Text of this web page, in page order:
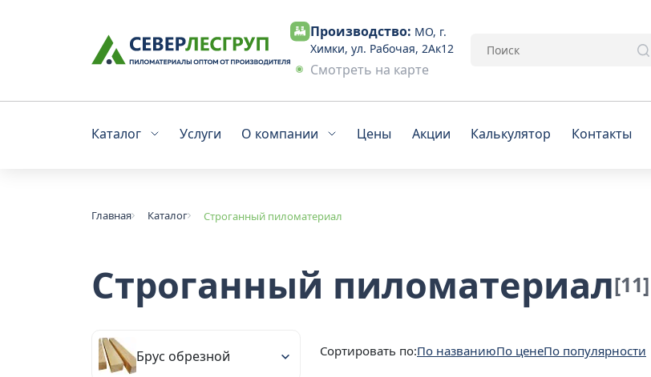
Производство: МО, г.
Химки, ул. Рабочая, 2Ак12
Смотреть на карте
Каталог Услуги О компании Цены Акции Калькулятор Контакты
Главная Каталог Строганный пиломатериал
Строганный пиломатериал[11]
Брус обрезной Сортировать по:По названиюПо ценеПо популярности